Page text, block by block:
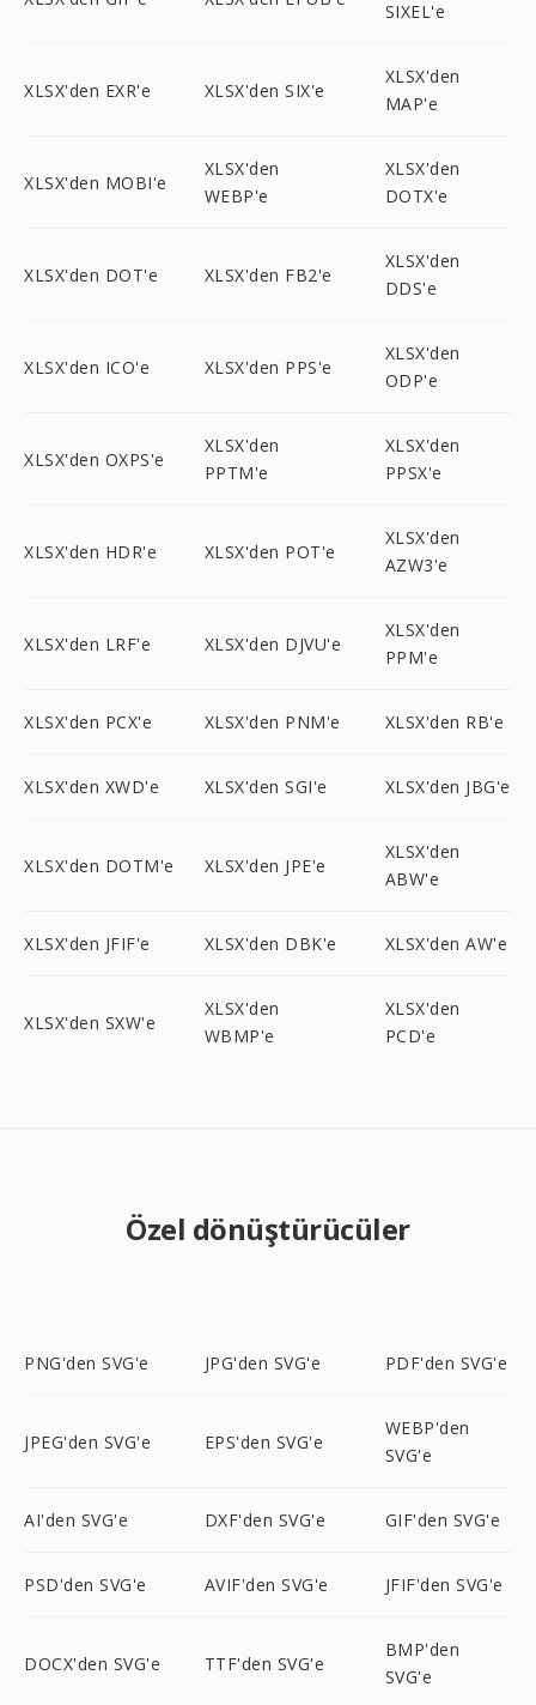
SIXEL'e
XLSX'den EXR'e XLSX'den SIX'e
XLSX'den
MAP'e
XLSX'den MOBI'e
XLSX'den
WEBP'e
XLSX'den
DOTX'e
XLSX'den DOT'e XLSX'den FB2'e
XLSX'den
DDS'e
XLSX'den ICO'e XLSX'den PPS'e
XLSX'den
ODP'e
XLSX'den OXPS'e
XLSX'den
PPTM'e
XLSX'den
PPSX'e
XLSX'den HDR'e XLSX'den POT'e
XLSX'den
AZW3'e
XLSX'den LRF'e XLSX'den DJVU'e
XLSX'den
PPM'e
XLSX'den PCX'e XLSX'den PNM'e XLSX'den RB'e
XLSX'den XWD'e XLSX'den SGI'e XLSX'den JBG'e
XLSX'den DOTM'e XLSX'den JPE'e
XLSX'den
ABW'e
XLSX'den JFIF'e XLSX'den DBK'e XLSX'den AW'e
XLSX'den SXW'e
XLSX'den
WBMP'e
XLSX'den
PCD'e
Özel dönüştürücüler
PNG'den SVG'e JPG'den SVG'e PDF'den SVG'e
JPEG'den SVG'e EPS'den SVG'e
WEBP'den
SVG'e
AI'den SVG'e DXF'den SVG'e GIF'den SVG'e
PSD'den SVG'e AVIF'den SVG'e JFIF'den SVG'e
DOCX'den SVG'e TTF'den SVG'e
BMP'den
SVG'e